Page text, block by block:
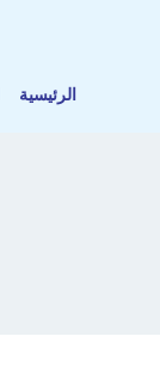
الرئيسية